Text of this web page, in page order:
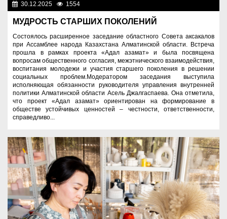
30.12.2025 1554
МУДРОСТЬ СТАРШИХ ПОКОЛЕНИЙ
Состоялось расширенное заседание областного Совета аксакалов
при Ассамблее народа Казахстана Алматинской области. Встреча
прошла в рамках проекта «Адал азамат» и была посвящена
вопросам общественного согласия, межэтнического взаимодействия,
воспитания молодежи и участия старшего поколения в решении
социальных проблем.Модератором заседания выступила
исполняющая обязанности руководителя управления внутренней
политики Алматинской области Асель Джалгаспаева. Она отметила,
что проект «Адал азамат» ориентирован на формирование в
обществе устойчивых ценностей – честности, ответственности,
справедливо...